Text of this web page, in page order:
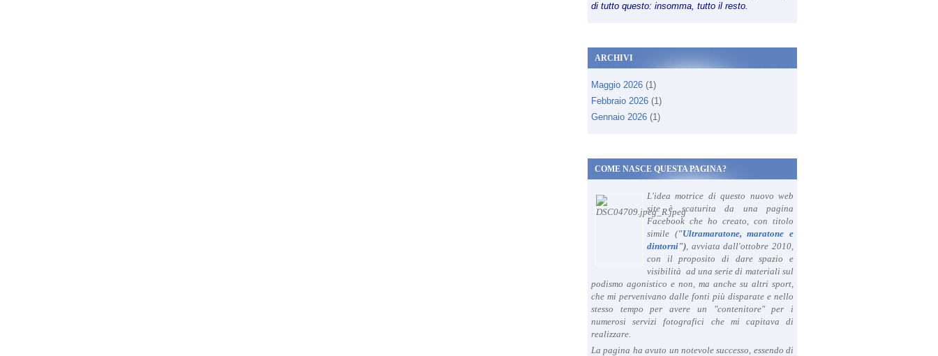
di tutto questo: insomma, tutto il resto.
ARCHIVI
Maggio 2026 (1)
Febbraio 2026 (1)
Gennaio 2026 (1)
COME NASCE QUESTA PAGINA?
L'idea motrice di questo nuovo web
site è scaturita da una pagina
Facebook che ho creato, con titolo
simile ("Ultramaratone, maratone e
dintorni"), avviata dall'ottobre 2010,
con il proposito di dare spazio e
visibilità ad una serie di materiali sul
podismo agonistico e non, ma anche su altri sport,
che mi pervenivano dalle fonti più disparate e nello
stesso tempo per avere un "contenitore" per i
numerosi servizi fotografici che mi capitava di
realizzare.
La pagina ha avuto un notevole successo, essendo di